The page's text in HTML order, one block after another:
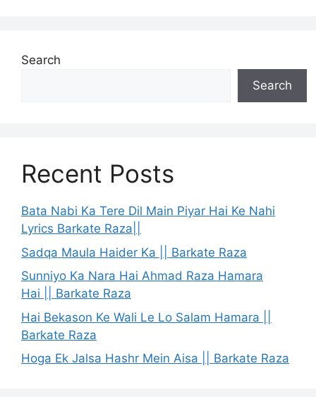
Search
Search
Recent Posts
Bata Nabi Ka Tere Dil Main Piyar Hai Ke Nahi
Lyrics Barkate Raza||
Sadqa Maula Haider Ka || Barkate Raza
Sunniyo Ka Nara Hai Ahmad Raza Hamara
Hai || Barkate Raza
Hai Bekason Ke Wali Le Lo Salam Hamara ||
Barkate Raza
Hoga Ek Jalsa Hashr Mein Aisa || Barkate Raza